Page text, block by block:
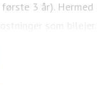
3 år). Hermed
som bilejer.
af de højeste